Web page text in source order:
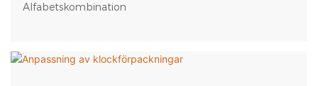
Alfabetskombination